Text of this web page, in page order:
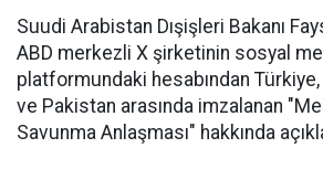
Suudi Arabistan Dışişleri Bakanı
ABD merkezli X şirketinin sosyal
platformundaki hesabından
ve Pakistan arasında imzalanan
Savunma Anlaşması" hakkında